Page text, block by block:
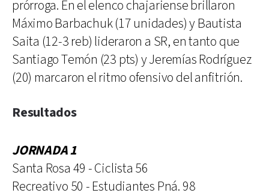
prórroga. En el elenco chajariense brillaron
Máximo Barbachuk (17 unidades) y Bautista
Saita (12-3 reb) lideraron a SR, en tanto que
Santiago Temón (23 pts) y Jeremías Rodríguez
(20) marcaron el ritmo ofensivo del anfitrión.
Resultados
JORNADA 1
Santa Rosa 49 - Ciclista 56
Recreativo 50 - Estudiantes Pná. 98